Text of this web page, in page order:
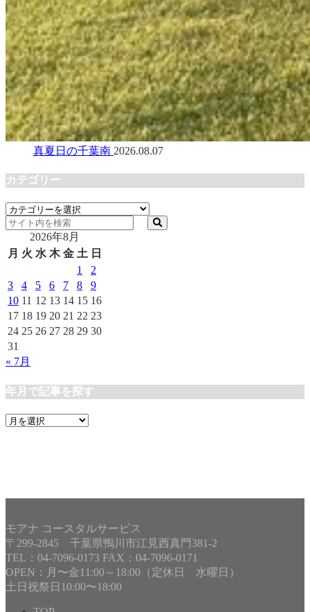
真夏日の千葉南 2026.08.07
カテゴリー
カ
テ
リ
2026年8月
月 火 水 木 金 土 日
1
2
3
4 5 6 7 8
9
10 11 12 13 14 15 16
17 18 19 20 21 22 23
24 25 26 27 28 29 30
31
« 7月
年月で記事を探す
年
モアナ コースタルサービス
〒299-2845 千葉県鴨川市江見西真門381-2
TEL：04-7096-0173 FAX：04-7096-0171
OPEN：月〜金11:00～18:00（定休日 水曜日）
土日祝祭日10:00〜18:00